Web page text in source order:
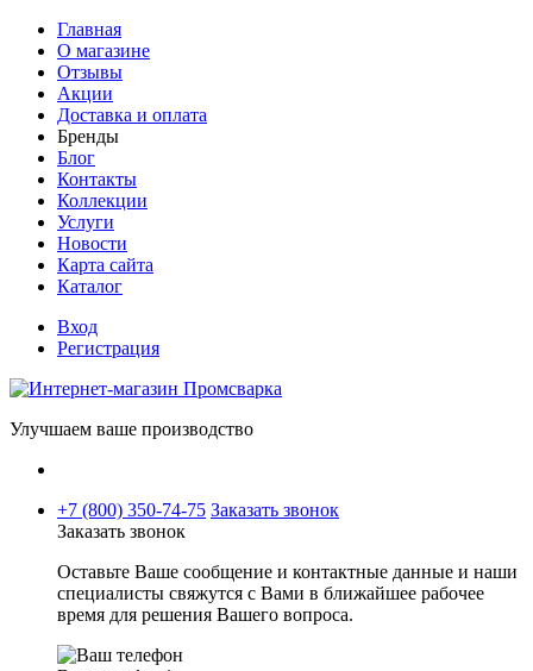
Главная
О магазине
Отзывы
Акции
Доставка и оплата
Бренды
Блог
Контакты
Коллекции
Услуги
Новости
Карта сайта
Каталог
Вход
Регистрация
Улучшаем ваше производство
+7 (800) 350-74-75 Заказать звонок
Заказать звонок
Оставьте Ваше сообщение и контактные данные и наши
специалисты свяжутся с Вами в ближайшее рабочее
время для решения Вашего вопроса.